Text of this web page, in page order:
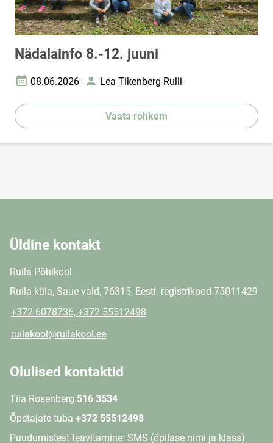
Nädalainfo 8.-12. juuni
Loomise kuupäev
08.06.2026 AutorLea Tikenberg-Rulli
Vaata rohkem
Üldine kontakt
Ruila Põhikool
Ruila küla, Saue vald, 76315, Eesti. registrikood 75011429
+372 6078736, +372 55512498
ruilakool@ruilakool.ee
Olulised kontaktid
Tiia Rosenberg 516 3534
Õpetajate tuba +372 55512498
Puudumistest teavitamine: SMS (õpilase nimi ja klass)